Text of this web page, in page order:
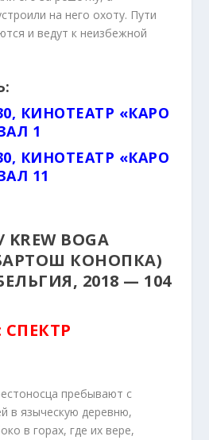
на него охоту. Пути
и ведут к неизбежной
КИНОТЕАТР «КАРО
1
КИНОТЕАТР «КАРО
11
BOGA
КОНОПКА)
2018 — 104
пребывают с
в языческую деревню,
в горах, где их вере,